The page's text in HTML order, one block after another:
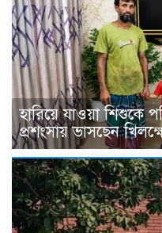
হারিয়ে যাওয়া শিশুকে
প্রশংসায় ভাসছেন